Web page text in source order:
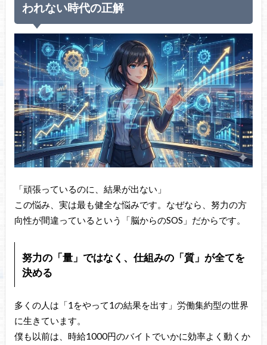
われない時代の正解
「頑張っているのに、結果が出ない」
この悩み、実は最も健全な悩みです。なぜなら、努力の方
向性が間違っているという「脳からのSOS」だからです。
努力の「量」ではなく、仕組みの「質」が全てを
決める
多くの人は「1をやって1の結果を出す」労働集約型の世界
に生きています。
僕も以前は、時給1000円のバイトでいかに効率よく動くか